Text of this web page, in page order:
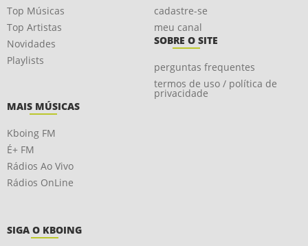
Top Músicas
Top Artistas
Novidades
Playlists
cadastre-se
meu canal
SOBRE O SITE
perguntas frequentes
termos de uso / política de
privacidade
MAIS MÚSICAS
Kboing FM
É+ FM
Rádios Ao Vivo
Rádios OnLine
SIGA O KBOING